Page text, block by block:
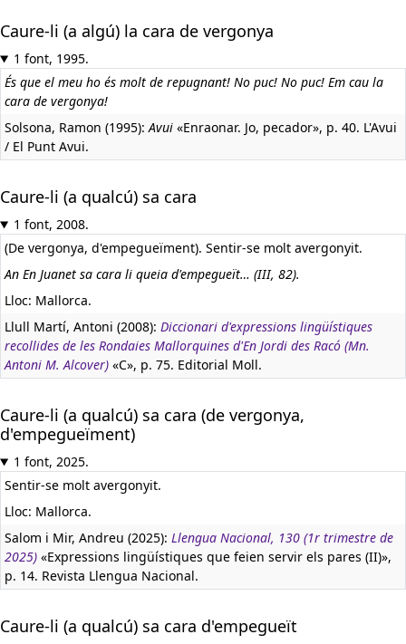
Caure-li (a algú) la cara de vergonya
1 font, 1995.
És que el meu ho és molt de repugnant! No puc! No puc! Em cau la
cara de vergonya!
Solsona, Ramon (1995):Avui «Enraonar. Jo, pecador», p. 40. L'Avui
/ El Punt Avui.
Caure-li (a qualcú) sa cara
1 font, 2008.
(De vergonya, d'empegueïment). Sentir-se molt avergonyit.
An En Juanet sa cara li queia d'empegueït… (III, 82).
Lloc: Mallorca.
Llull Martí, Antoni (2008): Diccionari d'expressions lingüístiques
recollides de les Rondaies Mallorquines d'En Jordi des Racó (Mn.
Antoni M. Alcover) «C», p. 75. Editorial Moll.
Caure-li (a qualcú) sa cara (de vergonya,
d'empegueïment)
1 font, 2025.
Sentir-se molt avergonyit.
Lloc: Mallorca.
Salom i Mir, Andreu (2025): Llengua Nacional, 130 (1r trimestre de
2025) «Expressions lingüístiques que feien servir els pares (II)»,
p. 14. Revista Llengua Nacional.
Caure-li (a qualcú) sa cara d'empegueït